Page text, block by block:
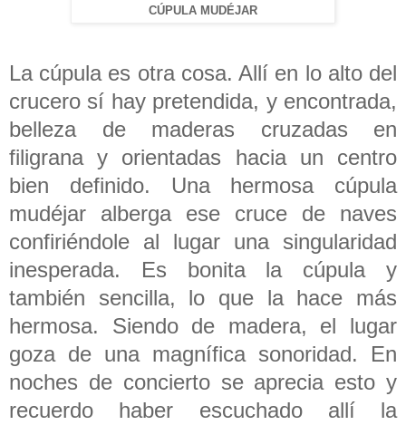
CÚPULA MUDÉJAR
La cúpula es otra cosa. Allí en lo alto del
crucero sí hay pretendida, y encontrada,
belleza de maderas cruzadas en
filigrana y orientadas hacia un centro
bien definido. Una hermosa cúpula
mudéjar alberga ese cruce de naves
confiriéndole al lugar una singularidad
inesperada. Es bonita la cúpula y
también sencilla, lo que la hace más
hermosa. Siendo de madera, el lugar
goza de una magnífica sonoridad. En
noches de concierto se aprecia esto y
recuerdo haber escuchado allí la